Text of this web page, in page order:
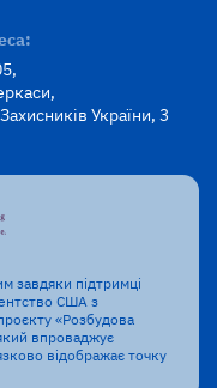
України, 3
завдяки підтримці
США з
«Розбудова
впроваджує
відображає точку